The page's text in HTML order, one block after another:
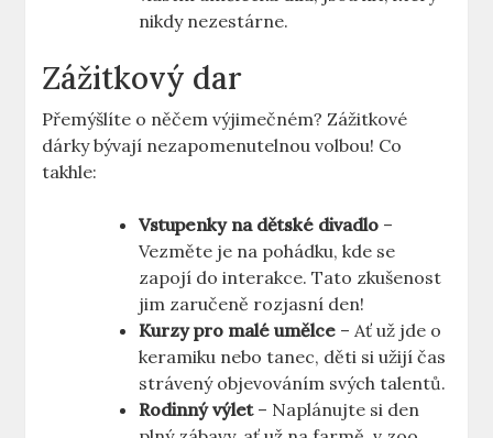
nikdy nezestárne.
Zážitkový dar
Přemýšlíte o něčem výjimečném? Zážitkové
dárky bývají nezapomenutelnou volbou! Co
takhle:
Vstupenky na dětské divadlo –
Vezměte je na pohádku, kde se
zapojí do interakce. Tato zkušenost
jim zaručeně rozjasní den!
Kurzy pro ‍malé umělce – Ať už ​jde o
‍keramiku nebo tanec, děti si ⁣užijí čas
strávený‌ objevováním svých talentů.
Rodinný výlet– Naplánujte si den